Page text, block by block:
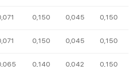
0,150 0,045 0,150
0,150 0,045 0,150
0,140 0,042 0,150